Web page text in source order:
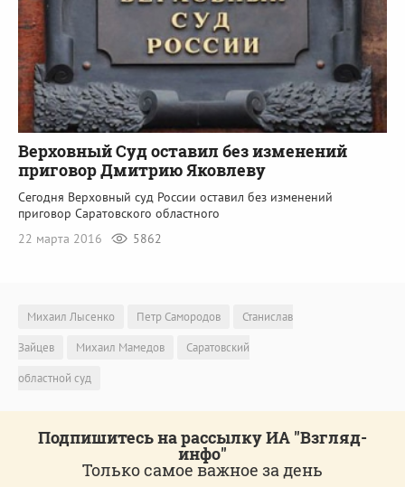
Верховный Суд оставил без изменений
приговор Дмитрию Яковлеву
Сегодня Верховный суд России оставил без изменений
приговор Саратовского областного
22 марта 2016
5862
Михаил Лысенко Петр Самородов
Станислав
Зайцев
Михаил Мамедов
Саратовский
областной суд
Подпишитесь на рассылку ИА "Взгляд-
инфо"
Только самое важное за день